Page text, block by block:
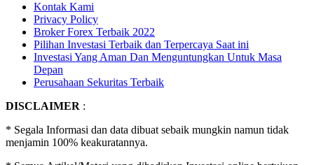
Kontak Kami
Privacy Policy
Broker Forex Terbaik 2022
Pilihan Investasi Terbaik dan Terpercaya Saat ini
Investasi Yang Aman Dan Menguntungkan Untuk Masa
Depan
Perusahaan Sekuritas Terbaik
DISCLAIMER :
* Segala Informasi dan data dibuat sebaik mungkin namun tidak
menjamin 100% keakuratannya.